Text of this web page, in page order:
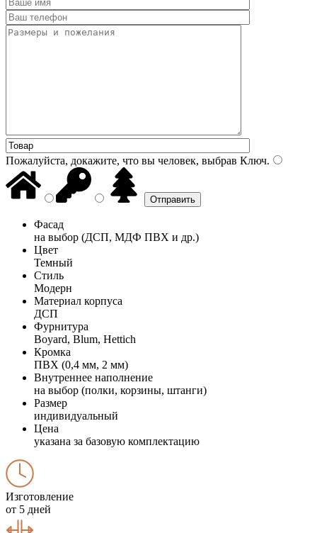
Пожалуйста, докажите, что вы человек, выбрав Ключ.
Фасад
на выбор (ДСП, МДФ ПВХ и др.)
Цвет
Темный
Стиль
Модерн
Материал корпуса
ДСП
Фурнитура
Boyard, Blum, Hettich
Кромка
ПВХ (0,4 мм, 2 мм)
Внутреннее наполнение
на выбор (полки, корзины, штанги)
Размер
индивидуальный
Цена
указана за базовую комплектацию
Изготовление
от 5 дней